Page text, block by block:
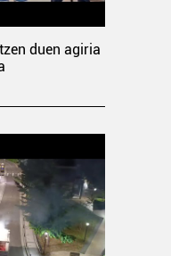
duen agiria